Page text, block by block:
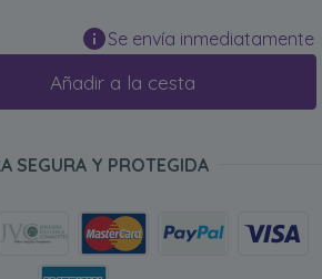
Se envía inmediatamente
Añadir a la cesta
SEGURA Y PROTEGIDA